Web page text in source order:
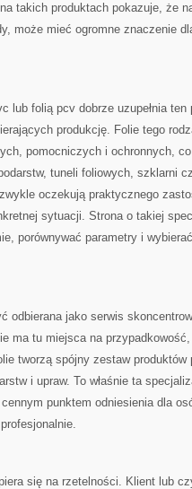
takich produktach pokazuje, że
może mieć ogromne znaczenie
lub folią pcv dobrze uzupełnia
produkcję. Folie tego
pomocniczych i ochronnych,
tuneli foliowych, szklarni
oczekują praktycznego
sytuacji. Strona o takiej
porównywać parametry i
odbierana jako serwis
ma tu miejsca na
tworzą spójny zestaw
i upraw. To właśnie ta
punktem odniesienia dla
się na rzetelności. Klient lub